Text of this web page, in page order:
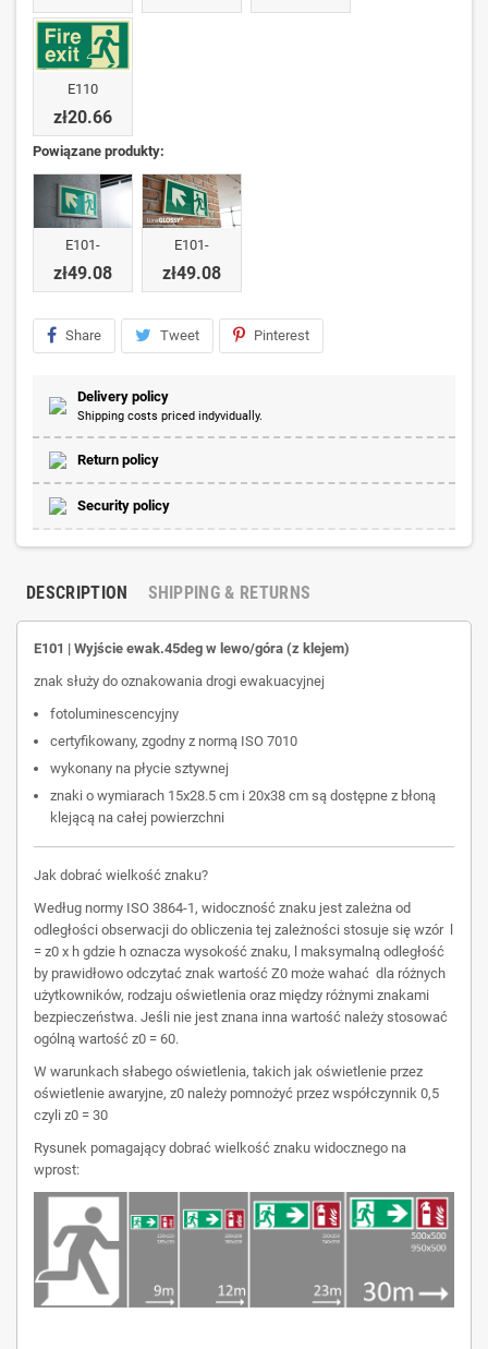
E110
zł20.66
Powiązane produkty:
E101-
zł49.08
E101-
zł49.08
Share Tweet Pinterest
Delivery policy
Shipping costs priced indyvidually.
Return policy
Security policy
DESCRIPTION SHIPPING & RETURNS
E101 | Wyjście ewak.45deg w lewo/góra (z klejem)
znak służy do oznakowania drogi ewakuacyjnej
fotoluminescencyjny
certyfikowany, zgodny z normą ISO 7010
wykonany na płycie sztywnej
znaki o wymiarach 15x28.5 cm i 20x38 cm są dostępne z błoną
klejącą na całej powierzchni
Jak dobrać wielkość znaku?
Według normy ISO 3864-1, widoczność znaku jest zależna od
odległości obserwacji do obliczenia tej zależności stosuje się wzór l
= z0 x h gdzie h oznacza wysokość znaku, l maksymalną odległość
by prawidłowo odczytać znak wartość Z0 może wahać dla różnych
użytkowników, rodzaju oświetlenia oraz między różnymi znakami
bezpieczeństwa. Jeśli nie jest znana inna wartość należy stosować
ogólną wartość z0 = 60.
W warunkach słabego oświetlenia, takich jak oświetlenie przez
oświetlenie awaryjne, z0 należy pomnożyć przez współczynnik 0,5
czyli z0 = 30
Rysunek pomagający dobrać wielkość znaku widocznego na
wprost: